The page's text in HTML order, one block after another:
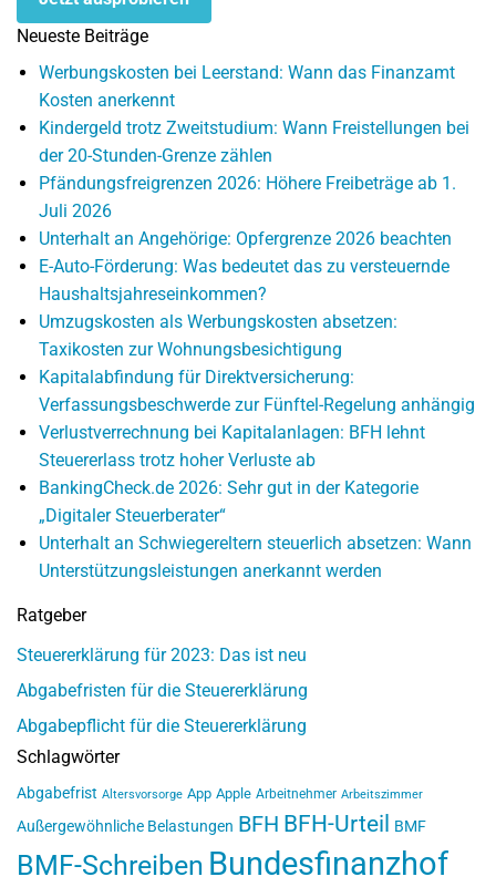
Neueste Beiträge
Werbungskosten bei Leerstand: Wann das Finanzamt
Kosten anerkennt
Kindergeld trotz Zweitstudium: Wann Freistellungen bei
der 20-Stunden-Grenze zählen
Pfändungsfreigrenzen 2026: Höhere Freibeträge ab 1.
Juli 2026
Unterhalt an Angehörige: Opfergrenze 2026 beachten
E-Auto-Förderung: Was bedeutet das zu versteuernde
Haushaltsjahreseinkommen?
Umzugskosten als Werbungskosten absetzen:
Taxikosten zur Wohnungsbesichtigung
Kapitalabfindung für Direktversicherung:
Verfassungsbeschwerde zur Fünftel-Regelung anhängig
Verlustverrechnung bei Kapitalanlagen: BFH lehnt
Steuererlass trotz hoher Verluste ab
BankingCheck.de 2026: Sehr gut in der Kategorie
„Digitaler Steuerberater“
Unterhalt an Schwiegereltern steuerlich absetzen: Wann
Unterstützungsleistungen anerkannt werden
Ratgeber
Steuererklärung für 2023: Das ist neu
Abgabefristen für die Steuererklärung
Abgabepflicht für die Steuererklärung
Schlagwörter
Abgabefrist Altersvorsorge App Apple Arbeitnehmer Arbeitszimmer
Außergewöhnliche Belastungen BFH BFH-Urteil BMF
BMF-Schreiben Bundesfinanzhof